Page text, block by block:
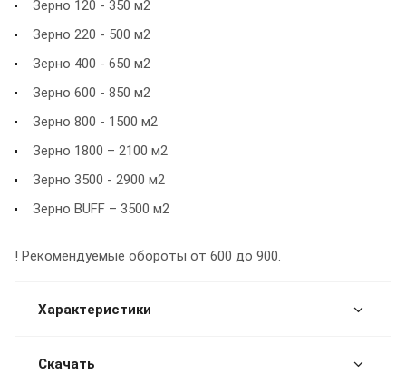
Зерно 120 - 350 м2
Зерно 220 - 500 м2
Зерно 400 - 650 м2
Зерно 600 - 850 м2
Зерно 800 - 1500 м2
Зерно 1800 – 2100 м2
Зерно 3500 - 2900 м2
Зерно BUFF – 3500 м2
! Рекомендуемые обороты от 600 до 900.
Характеристики
Скачать